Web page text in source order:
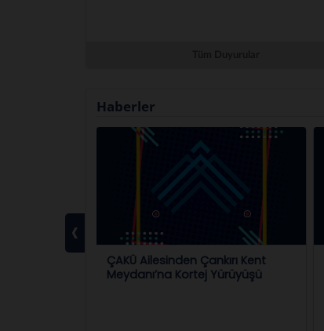
Haberler
ÇAKÜ Ailesinden Çankırı Kent
Meydanı’na Kortej Yürüyüşü
‹